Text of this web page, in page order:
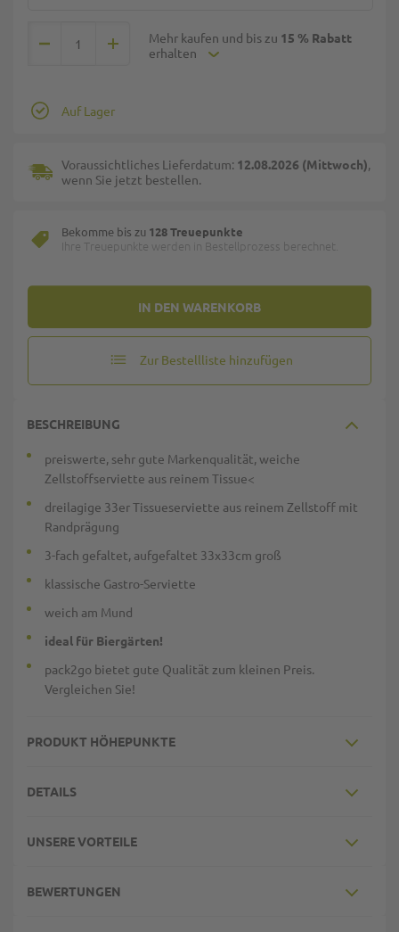
Mehr kaufen und bis zu 15 % Rabatt
erhalten
IN DEN WARENKORB
Auf Lager
Voraussichtliches Lieferdatum: 12.08.2026 (Mittwoch),
wenn Sie jetzt bestellen.
Bekomme bis zu 128 Treuepunkte
Ihre Treuepunkte werden in Bestellprozess berechnet.
Zur Bestellliste hinzufügen
BESCHREIBUNG
preiswerte, sehr gute Markenqualität, weiche
Zellstoffserviette aus reinem Tissue<
dreilagige 33er Tissueserviette aus reinem Zellstoff mit
Randprägung
3-fach gefaltet, aufgefaltet 33x33cm groß
klassische Gastro-Serviette
weich am Mund
ideal für Biergärten!
pack2go bietet gute Qualität zum kleinen Preis.
Vergleichen Sie!
PRODUKT HÖHEPUNKTE
DETAILS
UNSERE VORTEILE
BEWERTUNGEN